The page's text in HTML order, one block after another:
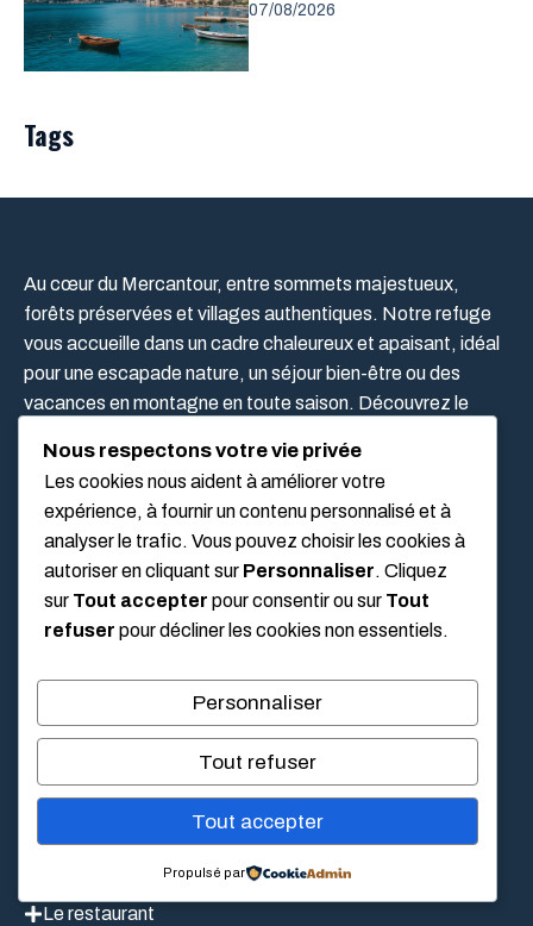
07/08/2026
Tags
Au cœur du Mercantour, entre sommets majestueux,
forêts préservées et villages authentiques. Notre refuge
vous accueille dans un cadre chaleureux et apaisant, idéal
pour une escapade nature, un séjour bien-être ou des
vacances en montagne en toute saison. Découvrez le
panoramas d’exception.
BLOG
Voyage
USEFUL LINKS
Nos chambres
Le restaurant
Nous respectons votre vie privée
Les cookies nous aident à améliorer votre
expérience, à fournir un contenu personnalisé et à
analyser le trafic. Vous pouvez choisir les cookies à
autoriser en cliquant sur Personnaliser. Cliquez
sur Tout accepter pour consentir ou sur Tout
refuser pour décliner les cookies non essentiels.
Personnaliser
Tout refuser
Tout accepter
Propulsé par